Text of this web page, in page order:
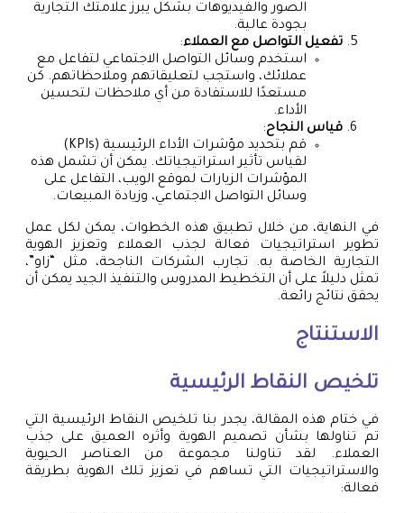
الصور والفيديوهات بشكل يبرز علامتك التجارية
بجودة عالية.
تفعيل التواصل مع العملاء:
استخدم وسائل التواصل الاجتماعي لتفاعل مع
عملائك، واستجب لتعليقاتهم وملاحظاتهم. كن
مستعدًا للاستفادة من أي ملاحظات لتحسين
الأداء.
قياس النجاح:
قم بتحديد مؤشرات الأداء الرئيسية (KPIs)
لقياس تأثير استراتيجياتك. يمكن أن تشمل هذه
المؤشرات الزيارات لموقع الويب، التفاعل على
وسائل التواصل الاجتماعي، وزيادة المبيعات.
في النهاية، من خلال تطبيق هذه الخطوات، يمكن لكل عمل
تطوير استراتيجيات فعالة لجذب العملاء وتعزيز الهوية
التجارية الخاصة به. تجارب الشركات الناجحة، مثل “زاو”،
تمثل دليلاً على أن التخطيط المدروس والتنفيذ الجيد يمكن أن
يحقق نتائج رائعة.
الاستنتاج
تلخيص النقاط الرئيسية
في ختام هذه المقالة، يجدر بنا تلخيص النقاط الرئيسية التي
تم تناولها بشأن تصميم الهوية وأثره العميق على جذب
العملاء. لقد تناولنا مجموعة من العناصر الحيوية
والاستراتيجيات التي تساهم في تعزيز تلك الهوية بطريقة
فعالة: